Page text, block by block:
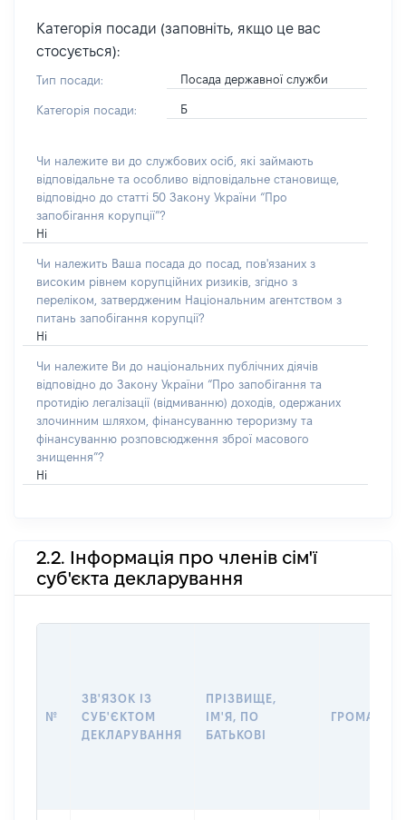
Категорія посади (заповніть, якщо це вас
стосується):
Тип посади: Посада державної служби
Категорія посади: Б
Чи належите ви до службових осіб, які займають
відповідальне та особливо відповідальне становище,
відповідно до статті 50 Закону України “Про
запобігання корупції”?
Ні
Чи належить Ваша посада до посад, пов'язаних з
високим рівнем корупційних ризиків, згідно з
переліком, затвердженим Національним агентством з
питань запобігання корупції?
Ні
Чи належите Ви до національних публічних діячів
відповідно до Закону України “Про запобігання та
протидію легалізації (відмиванню) доходів, одержаних
злочинним шляхом, фінансуванню тероризму та
фінансуванню розповсюдження зброї масового
знищення”?
Ні
2.2. Інформація про членів сім'ї
суб'єкта декларування
№
ЗВ'ЯЗОК ІЗ
СУБ'ЄКТОМ
ДЕКЛАРУВАННЯ
ПРІЗВИЩЕ,
ІМ'Я, ПО
БАТЬКОВІ